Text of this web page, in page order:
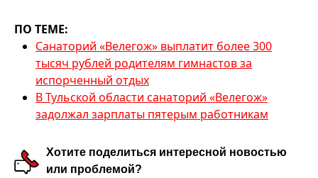
ПО ТЕМЕ:
Санаторий «Велегож» выплатит более 300
тысяч рублей родителям гимнастов за
испорченный отдых
В Тульской области санаторий «Велегож»
задолжал зарплаты пятерым работникам
Хотите поделиться интересной новостью
или проблемой?